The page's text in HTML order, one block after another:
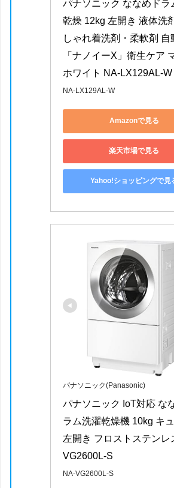
パナソニック ななめドラ
乾燥 12kg 左開き 液体洗
しゃれ着洗剤・柔軟剤 自
「ナノイーX」衛生ケア
ホワイト NA-LX129AL-W
NA-LX129AL-W
Amazonで見る
楽天市場で見る
Yahoo!ショッピングで見
パナソニック(Panasonic)
パナソニック IoT対応 な
ラム洗濯乾燥機 10kg キ
左開き フロストステンレ
VG2600L-S
NA-VG2600L-S